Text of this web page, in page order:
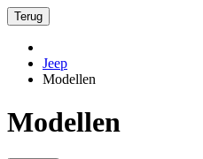
Terug
Jeep
Modellen
Modellen